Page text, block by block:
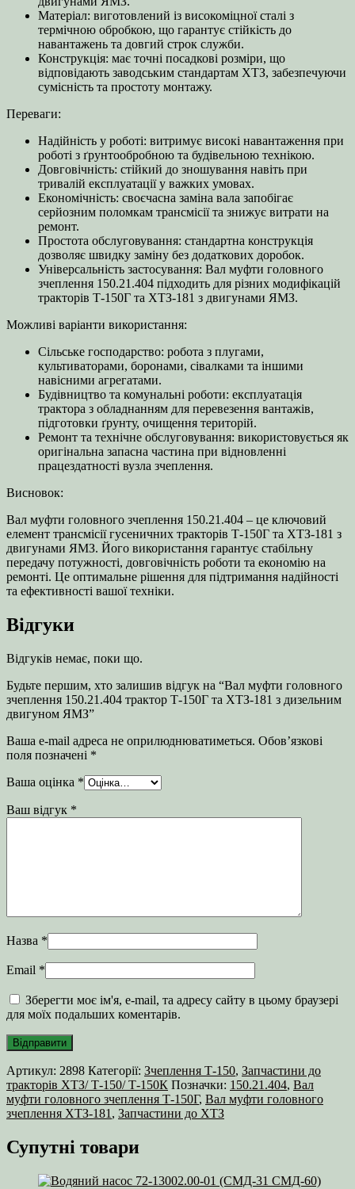
Матеріал: виготовлений із високоміцної сталі з
термічною обробкою, що гарантує стійкість до
навантажень та довгий строк служби.
Конструкція: має точні посадкові розміри, що
відповідають заводським стандартам ХТЗ, забезпечуючи
сумісність та простоту монтажу.
Переваги:
Надійність у роботі: витримує високі навантаження при
роботі з ґрунтообробною та будівельною технікою.
Довговічність: стійкий до зношування навіть при
тривалій експлуатації у важких умовах.
Економічність: своєчасна заміна вала запобігає
серйозним поломкам трансмісії та знижує витрати на
ремонт.
Простота обслуговування: стандартна конструкція
дозволяє швидку заміну без додаткових доробок.
Універсальність застосування: Вал муфти головного
зчеплення 150.21.404 підходить для різних модифікацій
тракторів Т-150Г та ХТЗ-181 з двигунами ЯМЗ.
Можливі варіанти використання:
Сільське господарство: робота з плугами,
культиваторами, боронами, сівалками та іншими
навісними агрегатами.
Будівництво та комунальні роботи: експлуатація
трактора з обладнанням для перевезення вантажів,
підготовки ґрунту, очищення територій.
Ремонт та технічне обслуговування: використовується як
оригінальна запасна частина при відновленні
працездатності вузла зчеплення.
Висновок:
Вал муфти головного зчеплення 150.21.404 – це ключовий
елемент трансмісії гусеничних тракторів Т-150Г та ХТЗ-181 з
двигунами ЯМЗ. Його використання гарантує стабільну
передачу потужності, довговічність роботи та економію на
ремонті. Це оптимальне рішення для підтримання надійності
та ефективності вашої техніки.
Відгуки
Відгуків немає, поки що.
Будьте першим, хто залишив відгук на “Вал муфти головного
зчеплення 150.21.404 трактор Т-150Г та ХТЗ-181 з дизельним
двигуном ЯМЗ”
Ваша e-mail адреса не оприлюднюватиметься. Обов’язкові
поля позначені *
Ваша оцінка *
Ваш відгук *
Назва *
Email *
Зберегти моє ім'я, e-mail, та адресу сайту в цьому браузері
для моїх подальших коментарів.
Артикул: 2898 Категорії: Зчеплення Т-150, Запчастини до
тракторів ХТЗ/ Т-150/ Т-150К Позначки: 150.21.404, Вал
муфти головного зчеплення Т-150Г, Вал муфти головного
зчеплення ХТЗ-181 , Запчастини до ХТЗ
Супутні товари